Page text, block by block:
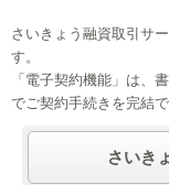
さいきょう融資取引サ
す。
「電子契約機能」は、
でご契約手続きを完結
さいき